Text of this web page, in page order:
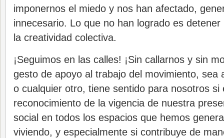
imponernos el miedo y nos han afectado,
innecesario. Lo que no han logrado es
la creatividad colectiva.
¡Seguimos en las calles! ¡Sin callarnos y sin
gesto de apoyo al trabajo del movimiento, sea
o cualquier otro, tiene sentido para nosotros si
reconocimiento de la vigencia de nuestra
social en todos los espacios que hemos
viviendo, y especialmente si contribuye de